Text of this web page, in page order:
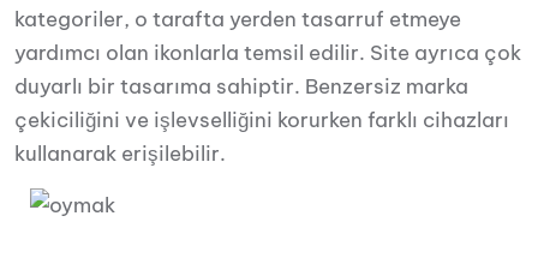
kategoriler, o tarafta yerden tasarruf etmeye
yardımcı olan ikonlarla temsil edilir. Site ayrıca çok
duyarlı bir tasarıma sahiptir. Benzersiz marka
çekiciliğini ve işlevselliğini korurken farklı cihazları
kullanarak erişilebilir.